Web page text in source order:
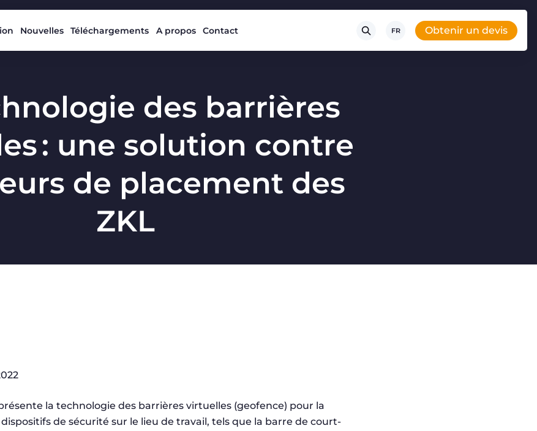
Nouvelles Téléchargements A propos Contact FR Obtenir un devis
des barrières
: une solution contre
de placement des
ZKL
la technologie des barrières virtuelles (geofence) pour la
de sécurité sur le lieu de travail, tels que la barre de court-